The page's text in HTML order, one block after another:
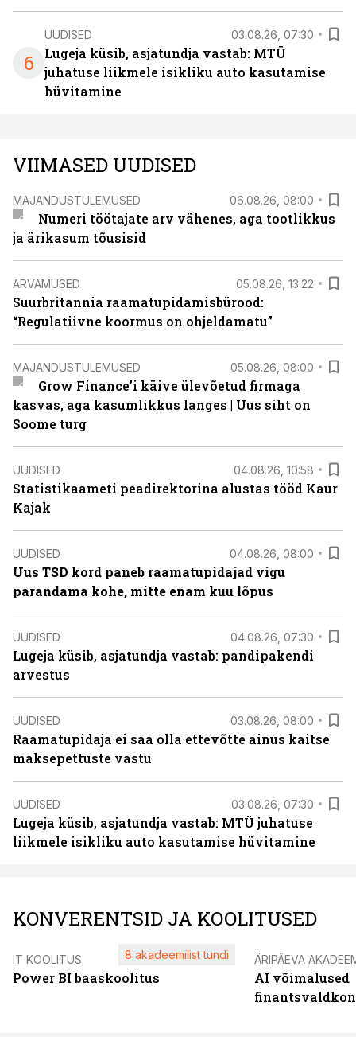
6
UUDISED 03.08.26, 07:30
Lugeja küsib, asjatundja vastab: MTÜ
juhatuse liikmele isikliku auto kasutamise
hüvitamine
VIIMASED UUDISED
MAJANDUSTULEMUSED 06.08.26, 08:00
Numeri töötajate arv vähenes, aga tootlikkus
ja ärikasum tõusisid
ARVAMUSED 05.08.26, 13:22
Suurbritannia raamatupidamisbürood:
“Regulatiivne koormus on ohjeldamatu”
MAJANDUSTULEMUSED 05.08.26, 08:00
Grow Finance’i käive ülevõetud firmaga
kasvas, aga kasumlikkus langes | Uus siht on
Soome turg
UUDISED 04.08.26, 10:58
Statistikaameti peadirektorina alustas tööd Kaur
Kajak
UUDISED 04.08.26, 08:00
Uus TSD kord paneb raamatupidajad vigu
parandama kohe, mitte enam kuu lõpus
UUDISED 04.08.26, 07:30
Lugeja küsib, asjatundja vastab: pandipakendi
arvestus
UUDISED 03.08.26, 08:00
Raamatupidaja ei saa olla ettevõtte ainus kaitse
maksepettuste vastu
UUDISED 03.08.26, 07:30
Lugeja küsib, asjatundja vastab: MTÜ juhatuse
liikmele isikliku auto kasutamise hüvitamine
KONVERENTSID JA KOOLITUSED
IT KOOLITUS
Power BI baaskoolitus
8 akadeemilist tundi ÄRIPÄEVA
AI võimalused